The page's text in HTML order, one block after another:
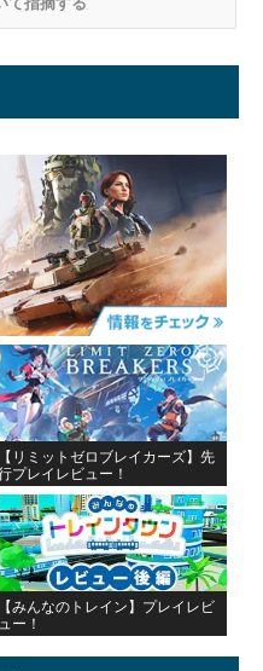
【リミットゼロブレイカーズ】先
プレイレビュー！
【みんなのトレイン】プレイレビ
ュー！